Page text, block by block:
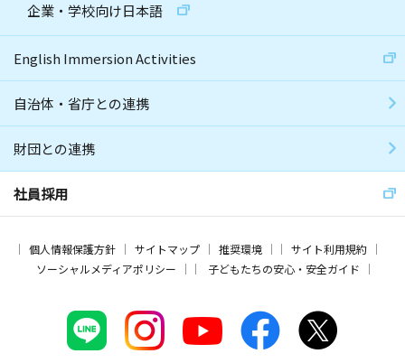
企業・学校向け日本語
English Immersion Activities
自治体・省庁との連携
財団との連携
社員採用
個人情報保護方針 サイトマップ 推奨環境
サイト利用規約
ソーシャルメディアポリシー
子どもたちの安心・安全ガイド